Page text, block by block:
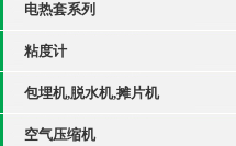
电热套系列
粘度计
包埋机,脱水机,摊片机
空气压缩机